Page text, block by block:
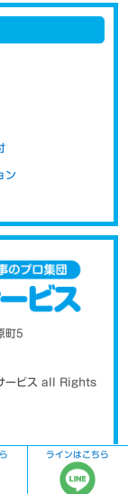
す。新品をご購
必要な配管など
工事代は以前の
部材代を含まな
ラインはこちら
ン
町5
ービス all Rights